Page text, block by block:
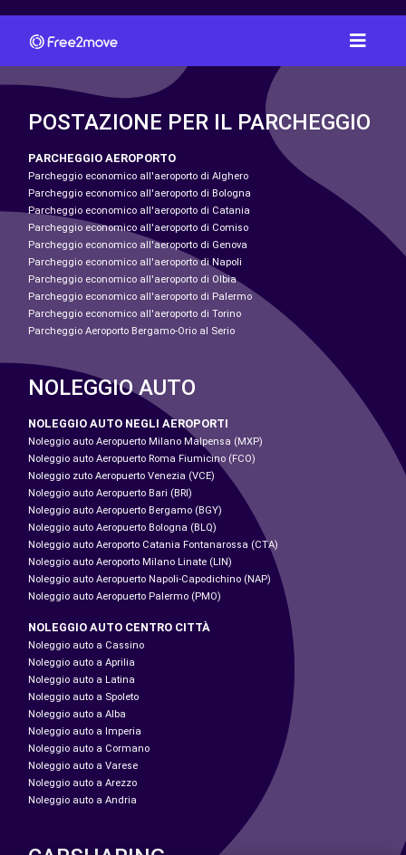
POSTAZIONE PER IL PARCHEGGIO
PARCHEGGIO AEROPORTO
Parcheggio economico all'aeroporto di Alghero
Parcheggio economico all'aeroporto di Bologna
Parcheggio economico all'aeroporto di Catania
Parcheggio economico all'aeroporto di Comiso
Parcheggio economico all'aeroporto di Genova
Parcheggio economico all'aeroporto di Napoli
Parcheggio economico all'aeroporto di Olbia
Parcheggio economico all'aeroporto di Palermo
Parcheggio economico all'aeroporto di Torino
Parcheggio Aeroporto Bergamo-Orio al Serio
NOLEGGIO AUTO
NOLEGGIO AUTO NEGLI AEROPORTI
Noleggio auto Aeropuerto Milano Malpensa (MXP)
Noleggio auto Aeropuerto Roma Fiumicino (FCO)
Noleggio zuto Aeropuerto Venezia (VCE)
Noleggio auto Aeropuerto Bari (BRI)
Noleggio auto Aeropuerto Bergamo (BGY)
Noleggio auto Aeropuerto Bologna (BLQ)
Noleggio auto Aeroporto Catania Fontanarossa (CTA)
Noleggio auto Aeroporto Milano Linate (LIN)
Noleggio auto Aeropuerto Napoli-Capodichino (NAP)
Noleggio auto Aeropuerto Palermo (PMO)
NOLEGGIO AUTO CENTRO CITTÀ
Noleggio auto a Cassino
Noleggio auto a Aprilia
Noleggio auto a Latina
Noleggio auto a Spoleto
Noleggio auto a Alba
Noleggio auto a Imperia
Noleggio auto a Cormano
Noleggio auto a Varese
Noleggio auto a Arezzo
Noleggio auto a Andria